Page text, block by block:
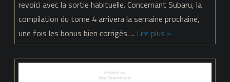
Amnesia
–
revoici avec la sortie habituelle. Concernant Subaru, la
compilation du tome 4 arrivera la semaine prochaine,
une fois les bonus bien corrigés…. Lire plus »